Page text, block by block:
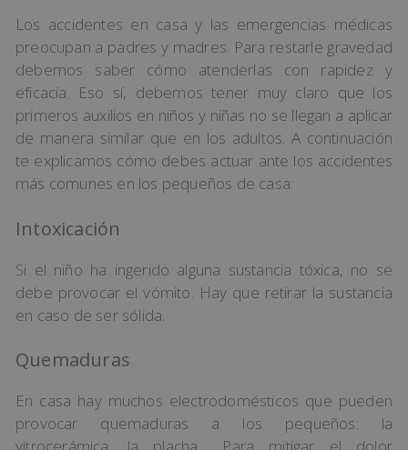
Los accidentes en casa y las emergencias médicas
preocupan a padres y madres. Para restarle gravedad
debemos saber cómo atenderlas con rapidez y
eficacia. Eso sí, debemos tener muy claro que los
primeros auxilios en niños y niñas no se llegan a aplicar
de manera similar que en los adultos. A continuación
te explicamos cómo debes actuar ante los accidentes
más comunes en los pequeños de casa:
Intoxicación
Si el niño ha ingerido alguna sustancia tóxica, no se
debe provocar el vómito. Hay que retirar la sustancia
en caso de ser sólida.
Quemaduras
En casa hay muchos electrodomésticos que pueden
provocar quemaduras a los pequeños: la